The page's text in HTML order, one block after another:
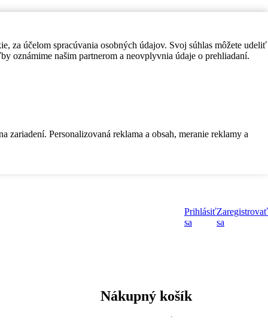
za účelom spracúvania osobných údajov. Svoj súhlas môžete udeliť
oznámime našim partnerom a neovplyvnia údaje o prehliadaní.
Personalizovaná reklama a obsah, meranie reklamy a
Prihlásiť
sa
Zaregistrovať
sa
Nákupný košík